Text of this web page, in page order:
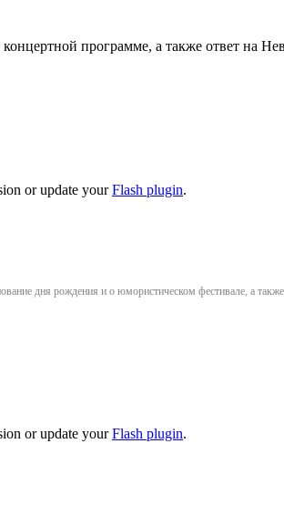
программе, а также ответ на
or update yourFlash plugin.
дня рождения и о юмористическом фестивале, а
or update yourFlash plugin.